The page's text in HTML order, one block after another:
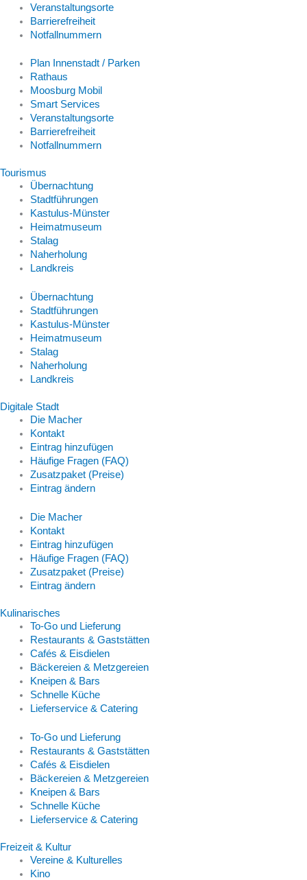
Veranstaltungsorte
Barrierefreiheit
Notfallnummern
Plan Innenstadt / Parken
Rathaus
Moosburg Mobil
Smart Services
Veranstaltungsorte
Barrierefreiheit
Notfallnummern
Tourismus
Übernachtung
Stadtführungen
Kastulus-Münster
Heimatmuseum
Stalag
Naherholung
Landkreis
Übernachtung
Stadtführungen
Kastulus-Münster
Heimatmuseum
Stalag
Naherholung
Landkreis
Digitale Stadt
Die Macher
Kontakt
Eintrag hinzufügen
Häufige Fragen (FAQ)
Zusatzpaket (Preise)
Eintrag ändern
Die Macher
Kontakt
Eintrag hinzufügen
Häufige Fragen (FAQ)
Zusatzpaket (Preise)
Eintrag ändern
Kulinarisches
To-Go und Lieferung
Restaurants & Gaststätten
Cafés & Eisdielen
Bäckereien & Metzgereien
Kneipen & Bars
Schnelle Küche
Lieferservice & Catering
To-Go und Lieferung
Restaurants & Gaststätten
Cafés & Eisdielen
Bäckereien & Metzgereien
Kneipen & Bars
Schnelle Küche
Lieferservice & Catering
Freizeit & Kultur
Vereine & Kulturelles
Kino